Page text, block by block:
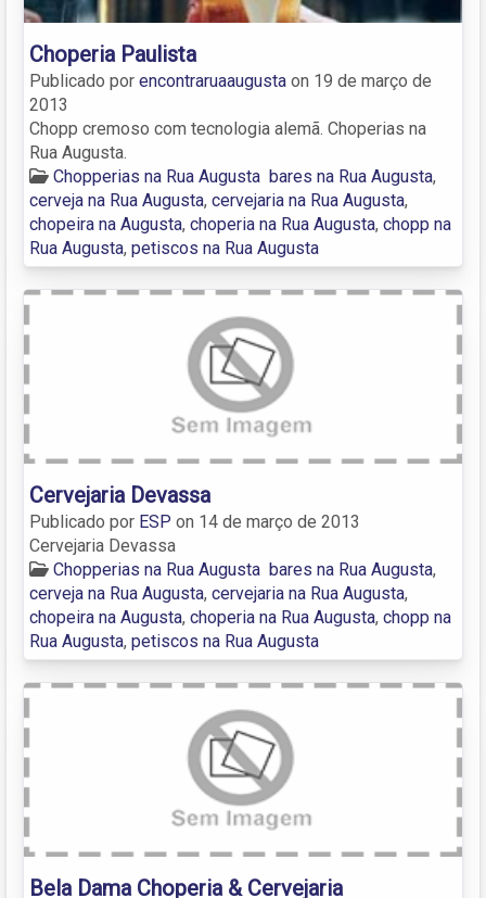
Choperia Paulista
Publicado por encontraruaaugusta on 19 de março de
2013
Chopp cremoso com tecnologia alemã. Choperias na
Rua Augusta.
Chopperias na Rua Augusta bares na Rua Augusta,
cerveja na Rua Augusta, cervejaria na Rua Augusta,
chopeira na Augusta, choperia na Rua Augusta, chopp na
Rua Augusta, petiscos na Rua Augusta
Cervejaria Devassa
Publicado por ESP on 14 de março de 2013
Cervejaria Devassa
Chopperias na Rua Augusta bares na Rua Augusta,
cerveja na Rua Augusta, cervejaria na Rua Augusta,
chopeira na Augusta, choperia na Rua Augusta, chopp na
Rua Augusta, petiscos na Rua Augusta
Bela Dama Choperia & Cervejaria